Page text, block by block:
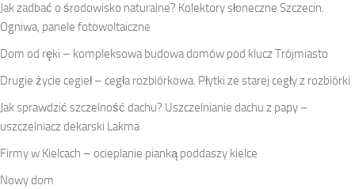
Jak zadbać o środowisko naturalne? Kolektory słoneczne Szczecin.
Ogniwa, panele fotowoltaiczne
Dom od ręki – kompleksowa budowa domów pod klucz Trójmiasto
Drugie życie cegieł – cegła rozbiórkowa. Płytki ze starej cegły z rozbiórki
Jak sprawdzić szczelność dachu? Uszczelnianie dachu z papy –
uszczelniacz dekarski Lakma
Firmy w Kielcach – ocieplanie pianką poddaszy kielce
Nowy dom